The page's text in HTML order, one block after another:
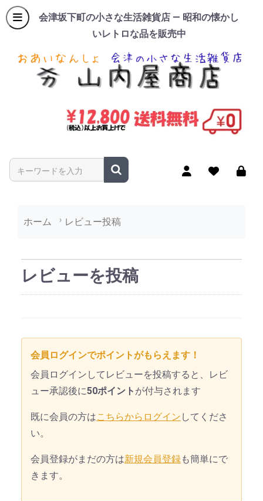
会津坂下町の小さな生活雑貨店 — 昭和の懐かし
いレトロな品を販売中
商品名やキーワードを入力
ホーム レビュー投稿
レビューを投稿
会員ログインでポイントがもらえます！
会員ログインしてレビューを投稿すると、レビ
ュー承認後に50ポイント が付与されます
既に会員の方はこちらからログイン してくださ
い。
会員登録がまだの方は新規会員登録も簡単にで
きます。